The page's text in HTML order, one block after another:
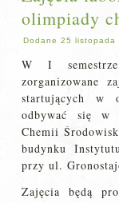
olimpiady
Dodane 25 listopada
W I
zorganizowane
startujących w
odbywać się w
Chemii
budynku
przy ul.
Zajęcia będą